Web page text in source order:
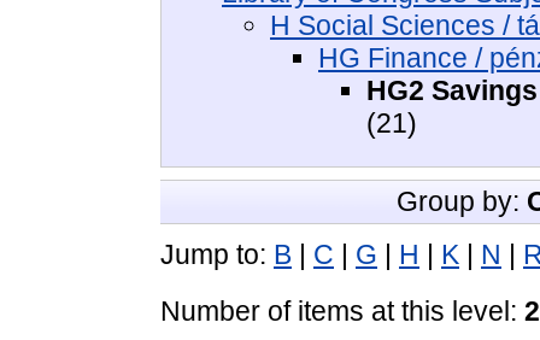
H Social Sciences /
HG Finance /
HG2
(21)
Group by:
Jump to: B C G H K N
Number of items at this level: